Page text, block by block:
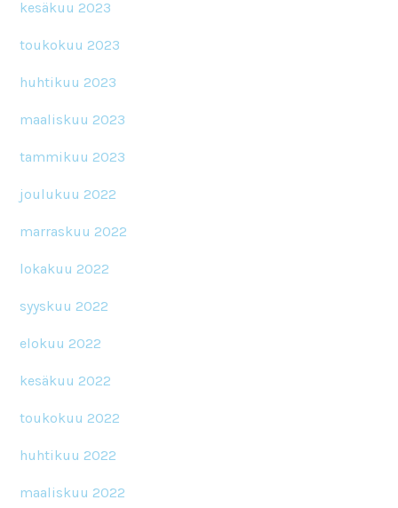
kesäkuu 2023
toukokuu 2023
huhtikuu 2023
maaliskuu 2023
tammikuu 2023
joulukuu 2022
marraskuu 2022
lokakuu 2022
syyskuu 2022
elokuu 2022
kesäkuu 2022
toukokuu 2022
huhtikuu 2022
maaliskuu 2022